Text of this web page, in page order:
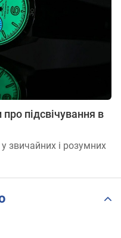
підсвічування в
звичайних і розумних